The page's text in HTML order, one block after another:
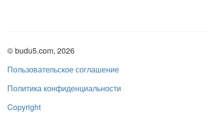
© budu5.com, 2026
Пользовательское соглашение
Политика конфиденциальности
Copyright